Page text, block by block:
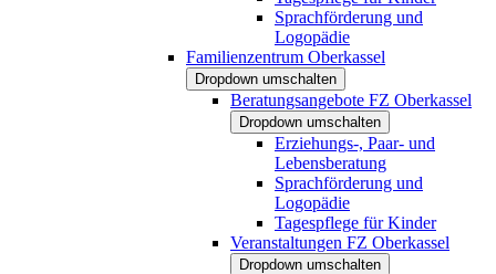
Sprachförderung und
Logopädie
Familienzentrum Oberkassel
Dropdown umschalten
Beratungsangebote FZ Oberkassel
Dropdown umschalten
Erziehungs-, Paar- und
Lebensberatung
Sprachförderung und
Logopädie
Tagespflege für Kinder
Veranstaltungen FZ Oberkassel
Dropdown umschalten